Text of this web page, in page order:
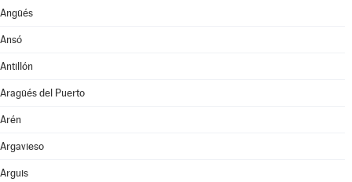
Angüés
Ansó
Antillón
Aragüés del Puerto
Arén
Argavieso
Arguis